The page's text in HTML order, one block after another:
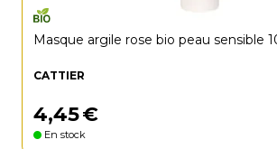
Masque argile rose bio peau sensible
CATTIER
4,45€
En stock